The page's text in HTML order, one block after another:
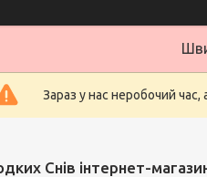
Зараз у нас неробочий
Снів інтернет-